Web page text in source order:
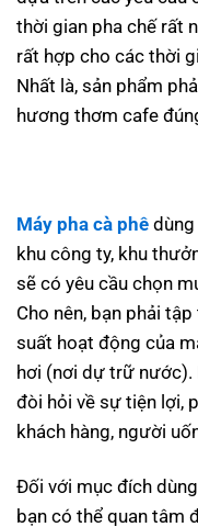
thời gian pha chế rất
rất hợp cho các thời
Nhất là, sản phẩm
hương thơm cafe
Máy pha cà phê dùng
khu công ty, khu
sẽ có yêu cầu chọn
Cho nên, bạn phải
suất hoạt động của
hơi (nơi dự trữ nước).
đòi hỏi về sự tiện lợi,
khách hàng, người
Đối với mục đích
bạn có thể quan tâm